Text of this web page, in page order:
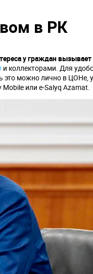
в РК
у граждан
и коллекторами. Для
можно лично в ЦОНе,
или e-Salyq Azamat.